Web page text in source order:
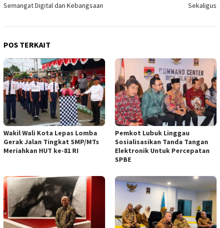
Semangat Digital dan Kebangsaan
Sekaligus
POS TERKAIT
Wakil Wali Kota Lepas Lomba
Gerak Jalan Tingkat SMP/MTs
Meriahkan HUT ke-81 RI
Pemkot Lubuk Linggau
Sosialisasikan Tanda Tangan
Elektronik Untuk Percepatan
SPBE